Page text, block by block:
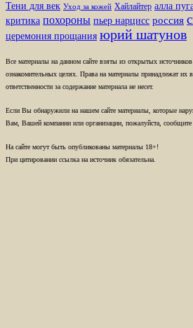
Тени для век Уход за кожей Хайлайтер алла
критика похороны пьер нарцисс россия
церемония прощания юрий шатунов
Все материалы на данном сайте взяты из открытых
ознакомительных целях. Права на материалы принадлежат их
ответственности за содержание материала не несет.
Если Вы обнаружили на нашем сайте материалы, которые
Вам, Вашей компании или организации, пожалуйста, сообщите
На сайте могут быть опубликованы материалы 18+!
При цитировании ссылка на источник обязательна.